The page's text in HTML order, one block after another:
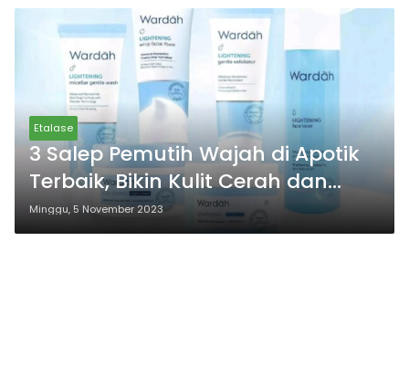
Etalase
3 Salep Pemutih Wajah di Apotik
Terbaik, Bikin Kulit Cerah dan
Bersinar
Minggu, 5 November 2023